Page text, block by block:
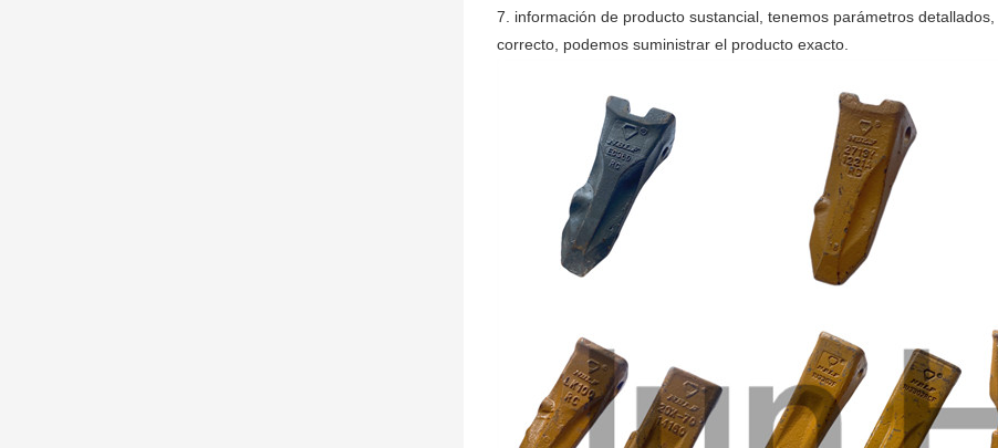
7. información de producto sustancial, tenemos parámetros
correcto, podemos suministrar el producto exacto.